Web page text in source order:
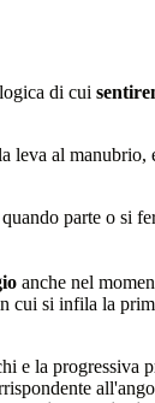
di cui
leva al
parte o si
anche nel
cui si infila la
e la progressiva